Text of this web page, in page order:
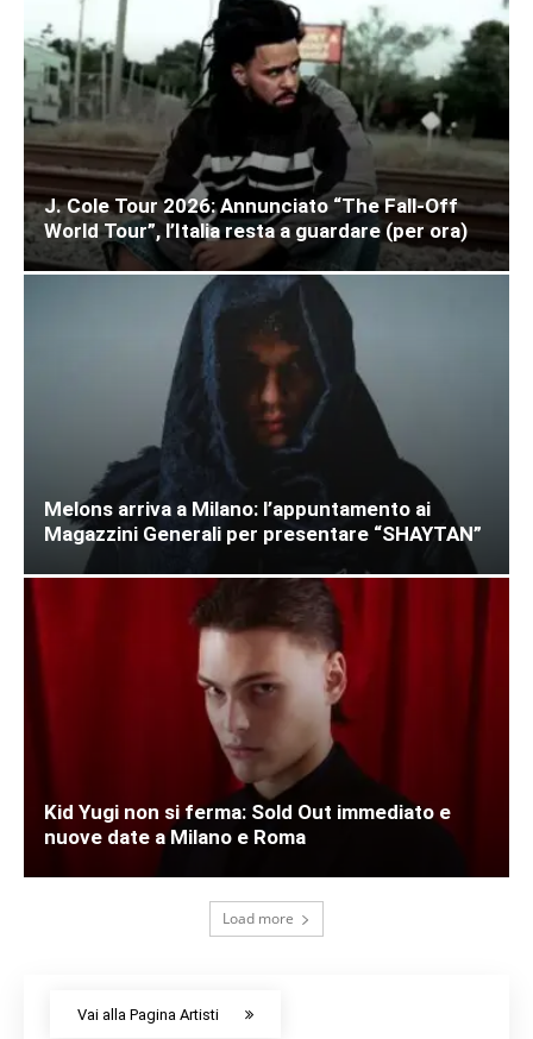
J. Cole Tour 2026: Annunciato “The Fall-Off
World Tour”, l’Italia resta a guardare (per ora)
Melons arriva a Milano: l’appuntamento ai
Magazzini Generali per presentare “SHAYTAN”
Kid Yugi non si ferma: Sold Out immediato e
nuove date a Milano e Roma
Load more
Vai alla Pagina Artisti